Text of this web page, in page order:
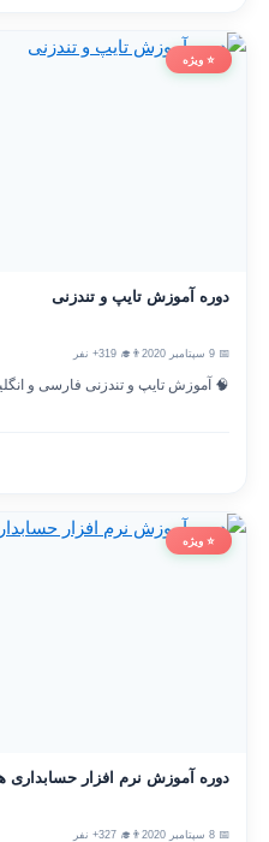
⭐ ویژه
دوره آموزش تایپ و تندزنی
👨‍🎓 319+ نفر
🧠 آموزش تایپ و تندزنی فارسی و
⭐ ویژه
دوره آموزش نرم افزار حسابداری هلو
👨‍🎓 327+ نفر